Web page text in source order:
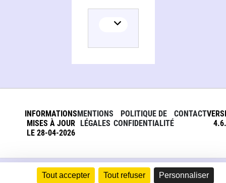
Tout accepter Tout refuser Personnaliser
INFORMATIONS
MISES À JOUR
LE 28-04-2026
MENTIONS
LÉGALES
POLITIQUE DE
CONFIDENTIALITÉ
CONTACT